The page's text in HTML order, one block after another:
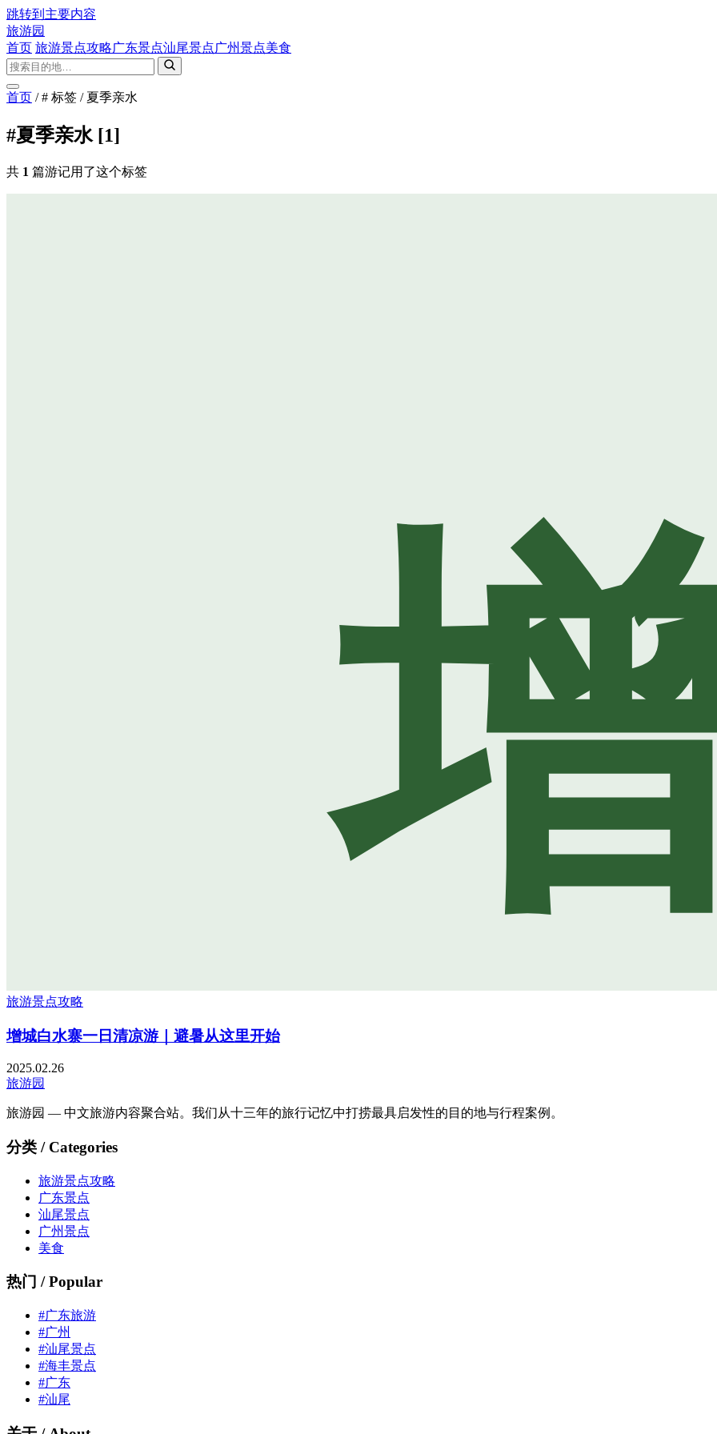
跳转到主要内容
旅游园
首页 旅游景点攻略广东景点汕尾景点广州景点美食
首页 / # 标签 / 夏季亲水
#夏季亲水 [1]
共 1 篇游记用了这个标签
旅游景点攻略
增城白水寨一日清凉游｜避暑从这里开始
2025.02.26
旅游园
旅游园 — 中文旅游内容聚合站。我们从十三年的旅行记忆中打捞最具启发性的目的地与行程案例。
分类 / Categories
旅游景点攻略
广东景点
汕尾景点
广州景点
美食
热门 / Popular
#广东旅游
#广州
#汕尾景点
#海丰景点
#广东
#汕尾